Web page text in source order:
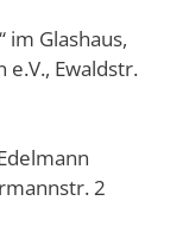
im Glashaus,
Ewaldstr.
2